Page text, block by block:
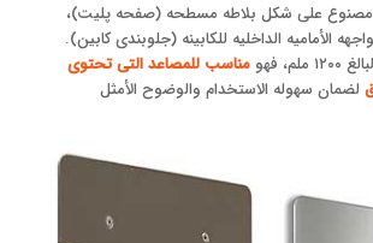
مصنوع على شکل بلاطه مسطحه (صفحه پلیت)،
الأمامیه الداخلیه للکابینه (جلوبندی کابین).
فهو
مناسب للمصاعد التی تحتوی
لضمان سهوله الاستخدام والوضوح الأمثل